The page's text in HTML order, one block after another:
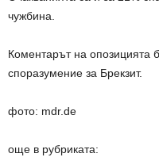
чужбина.
Коментарът на
споразумение за Брекзит.
фото: mdr.de
още в рубриката: